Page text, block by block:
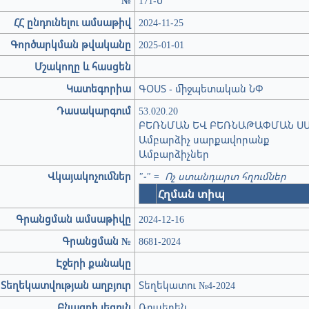
ՀՀ ընդունելու ամսաթիվ
2024-11-25
Գործարկման թվականը
2025-01-01
Մշակողը և հասցեն
Կատեգորիա
ԳՕՍՏ - միջպետական ՆՓ
Դասակարգում 53.020.20
ԲԵՌՆՄԱՆ ԵՎ ԲԵՌՆԱԹԱՓՄԱՆ
Ամբարձիչ սարքավորանք
Ամբարձիչներ
Վկայակոչումներ
"-" = Ոչ ստանդարտ հղումներ
Հղման տիպ
Գրանցման ամսաթիվը
2024-12-16
Գրանցման №
8681-2024
Էջերի քանակը
Տեղեկատվության աղբյուր
Տեղեկատու №4-2024